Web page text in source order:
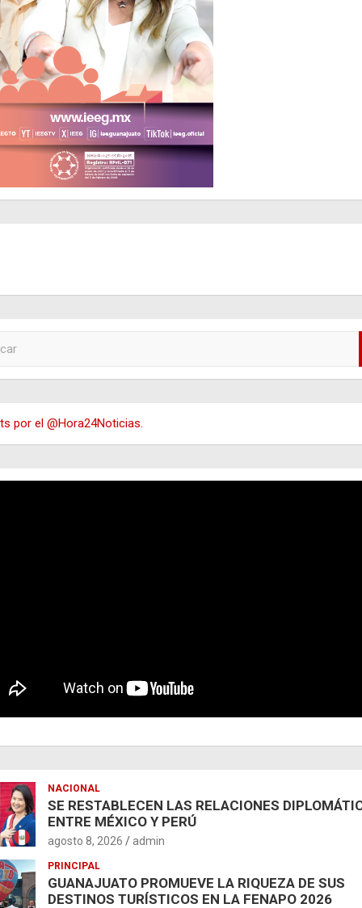
por el @Hora24Noticias.
NACIONAL
SE RESTABLECEN LAS RELACIONES
ENTRE MÉXICO Y PERÚ
agosto 8, 2026 admin
PRINCIPAL
GUANAJUATO PROMUEVE LA RIQUEZA DE SUS
DESTINOS TURÍSTICOS EN LA FENAPO 2026